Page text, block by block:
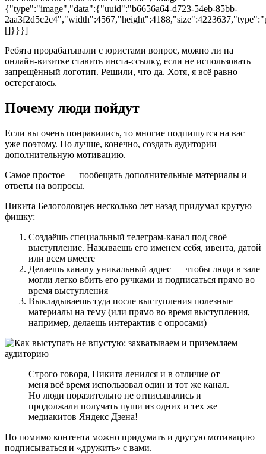
{"type":"image","data":{"uuid":"b6656a64-d723-54eb-85bb-
[]}}}]
Ребята прорабатывали с юристами вопрос, можно ли на
онлайн-визитке ставить инста-ссылку, если не использовать
запрещённый логотип. Решили, что да. Хотя, я всё равно
остерегаюсь.
Почему люди пойдут
Если вы очень понравились, то многие подпишутся на вас
уже поэтому. Но лучше, конечно, создать аудитории
дополнительную мотивацию.
Самое простое — пообещать дополнительные материалы и
ответы на вопросы.
Никита Белоголовцев несколько лет назад придумал крутую
фишку:
Создаёшь специальный телеграм-канал под своё
выступление. Называешь его именем себя, ивента, датой
или всем вместе
Делаешь каналу уникальный адрес — чтобы люди в зале
могли легко вбить его ручками и подписаться прямо во
время выступления
Выкладываешь туда после выступления полезные
материалы на тему (или прямо во время выступления,
например, делаешь интерактив с опросами)
Строго говоря, Никита ленился и в отличие от
меня всё время использовал один и тот же канал.
Но люди поразительно не отписывались и
продолжали получать пуши из одних и тех же
медиакитов Яндекс Дзена!
Но помимо контента можно придумать и другую мотивацию
подписываться и «дружить» с вами.